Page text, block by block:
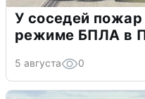
У соседей пожар
режиме БПЛА в
5 августа 0